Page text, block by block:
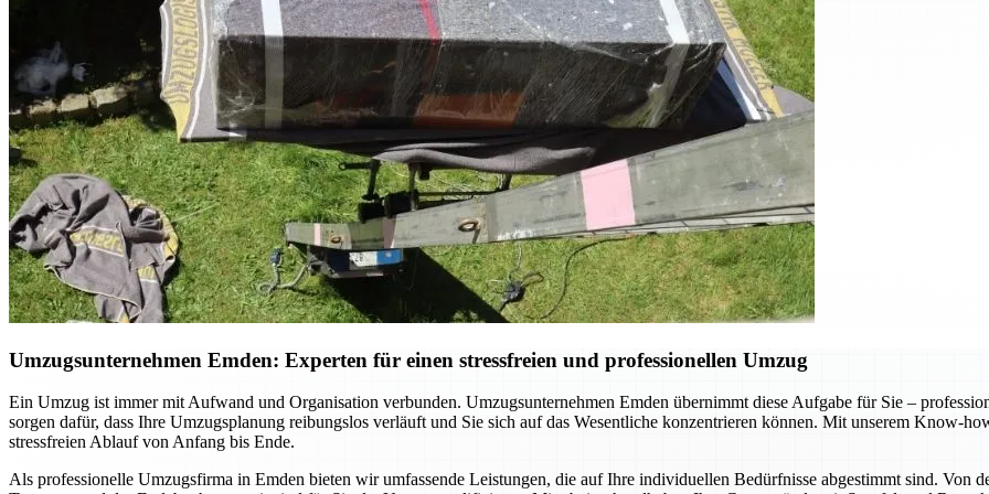
Umzugsunternehmen Emden: Experten für einen stressfreien und professionellen Umzug
Ein Umzug ist immer mit Aufwand und Organisation verbunden. Umzugsunternehmen Emden übernimmt diese Aufgabe für Sie –
sorgen dafür, dass Ihre Umzugsplanung reibungslos verläuft und Sie sich auf das Wesentliche konzentrieren können. Mit unserem Know-
stressfreien Ablauf von Anfang bis Ende.
Als professionelle Umzugsfirma in Emden bieten wir umfassende Leistungen, die auf Ihre individuellen Bedürfnisse abgestimmt sind. Von